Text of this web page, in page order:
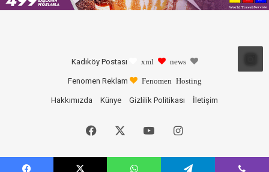
Kadıköy Postası xml news
Fenomen Reklam Fenomen Hosting
Hakkımızda Künye Gizlilik Politikası İletişim
Facebook YouTubeInstagram